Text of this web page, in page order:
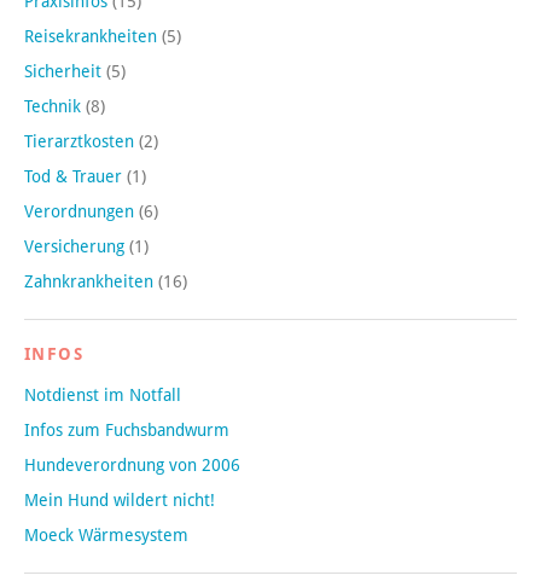
Reisekrankheiten (5)
Sicherheit (5)
Technik (8)
Tierarztkosten (2)
Tod & Trauer (1)
Verordnungen (6)
Versicherung (1)
Zahnkrankheiten (16)
INFOS
Notdienst im Notfall
Infos zum Fuchsbandwurm
Hundeverordnung von 2006
Mein Hund wildert nicht!
Moeck Wärmesystem